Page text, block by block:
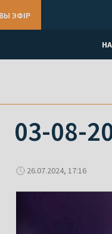
ЭФІР
03-08-
26.07.2024, 17:16